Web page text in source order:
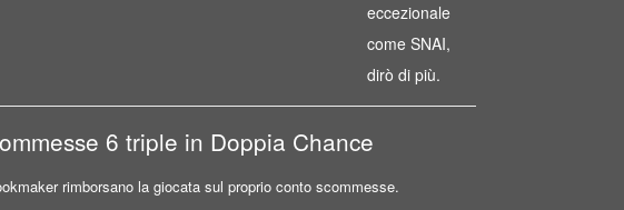
eccezionale
come SNAI,
dirò di più.
6 triple in Doppia Chance
rimborsano la giocata sul proprio conto scommesse.